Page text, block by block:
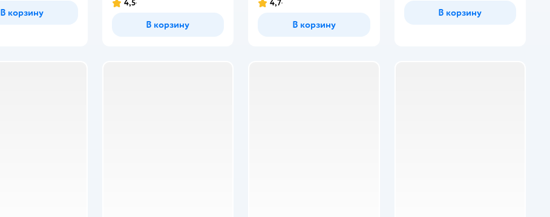
В корзину
4,5
В корзину
4,7
В корзину
В корзину